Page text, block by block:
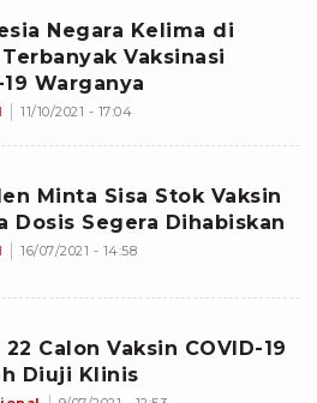
Negara Kelima di
Vaksinasi
Warganya
11/10/2021 - 17:04
Minta Sisa Stok Vaksin
Dosis Segera Dihabiskan
16/07/2021 - 14:58
22 Calon Vaksin COVID-19
Diuji Klinis